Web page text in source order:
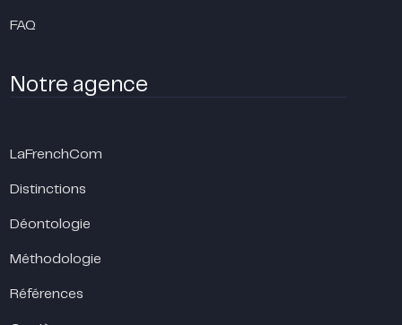
FAQ
Notre agence
LaFrenchCom
Distinctions
Déontologie
Méthodologie
Références